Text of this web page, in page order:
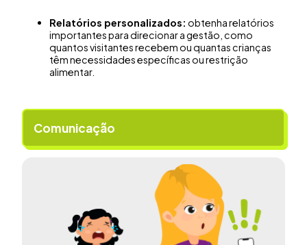
Relatórios personalizados: obtenha relatórios
importantes para direcionar a gestão, como
quantos visitantes recebem ou quantas crianças
têm necessidades específicas ou restrição
alimentar.
Comunicação